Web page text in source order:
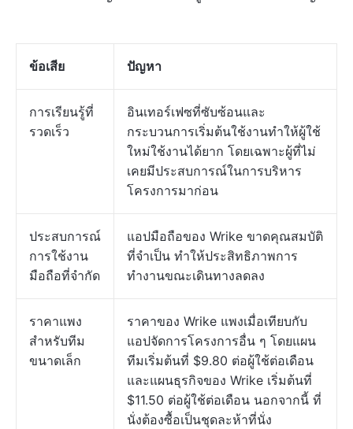
ข้อเสีย ปัญหา
การเรียนรู้ที่
รวดเร็ว
อินเทอร์เฟซที่ซับซ้อนและ
กระบวนการเริ่มต้นใช้งานทำให้ผู้ใช้
ใหม่ใช้งานได้ยาก โดยเฉพาะผู้ที่ไม่
เคยมีประสบการณ์ในการบริหาร
โครงการมาก่อน
ประสบการณ์
การใช้งาน
มือถือที่จำกัด
แอปมือถือของ Wrike ขาดคุณสมบัติ
ที่จำเป็น ทำให้ประสิทธิภาพการ
ทำงานขณะเดินทางลดลง
ราคาแพง
สำหรับทีม
ขนาดเล็ก
ราคาของ Wrike แพงเมื่อเทียบกับ
แอปจัดการโครงการอื่น ๆ โดยแผน
ทีมเริ่มต้นที่ $9.80 ต่อผู้ใช้ต่อเดือน
และแผนธุรกิจของ Wrike เริ่มต้นที่
$11.50 ต่อผู้ใช้ต่อเดือน นอกจากนี้ ที่
นั่งต้องซื้อเป็นชุดละห้าที่นั่ง